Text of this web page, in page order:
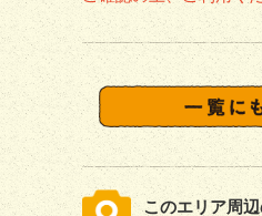
このエリア周